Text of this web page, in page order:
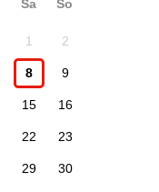
Sa So
1 2
8 9
15 16
22 23
29 30